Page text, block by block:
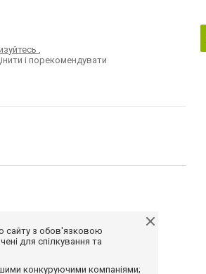
,
і порекомендувати
сайту з обов'язковою
для спілкування та
конкуруючими компаніями;